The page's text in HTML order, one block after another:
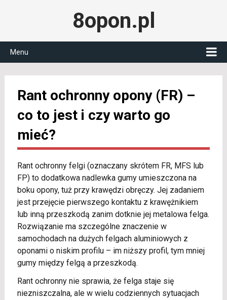
8opon.pl
Menu
Rant ochronny opony (FR) –
co to jest i czy warto go
mieć?
Rant ochronny felgi (oznaczany skrótem FR, MFS lub
FP) to dodatkowa nadlewka gumy umieszczona na
boku opony, tuż przy krawędzi obręczy. Jej zadaniem
jest przejęcie pierwszego kontaktu z krawężnikiem
lub inną przeszkodą zanim dotknie jej metalowa felga.
Rozwiązanie ma szczególne znaczenie w
samochodach na dużych felgach aluminiowych z
oponami o niskim profilu – im niższy profil, tym mniej
gumy między felgą a przeszkodą.
Rant ochronny nie sprawia, że felga staje się
niezniszczalna, ale w wielu codziennych sytuacjach